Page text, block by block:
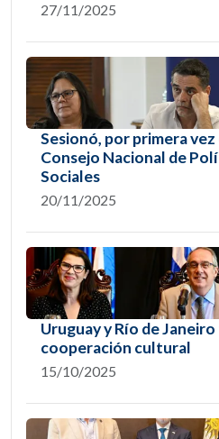
27/11/2025
Sesionó, por primera vez
Consejo Nacional de
Sociales
20/11/2025
Uruguay y Río de
cooperación cultural
15/10/2025